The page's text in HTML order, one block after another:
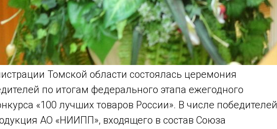
Томской области состоялась церемония
по итогам федерального этапа ежегодного
«100 лучших товаров России». В числе победителей
АО «НИИПП», входящего в состав Союза